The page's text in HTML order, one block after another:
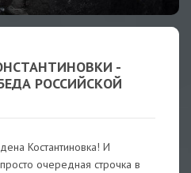
-
РОССИЙСКОЙ
Костантиновка! И
очередная строчка в